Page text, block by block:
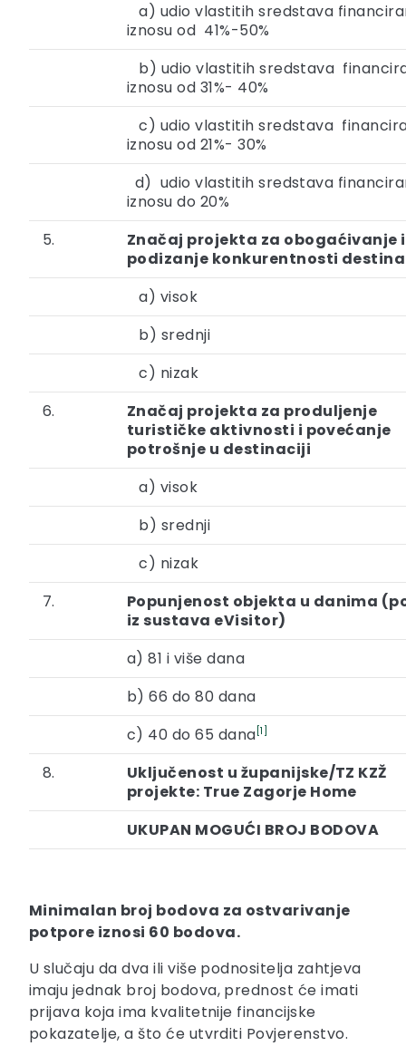
a) udio vlastitih sredstava
iznosu od 41%-50%
b) udio vlastitih sredstava
iznosu od 31%- 40%
c) udio vlastitih sredstava
iznosu od 21%- 30%
d) udio vlastitih sredstava
iznosu do 20%
5.
Značaj projekta za obogaćivanje i
podizanje konkurentnosti
a) visok
b) srednji
c) nizak
6.
Značaj projekta za produljenje
turističke aktivnosti i povećanje
potrošnje u destinaciji
a) visok
b) srednji
c) nizak
7.
Popunjenost objekta u danima
iz sustava eVisitor)
a) 81 i više dana
b) 66 do 80 dana
c) 40 do 65 dana [1]
8.
Uključenost u županijske/TZ KZŽ
projekte: True Zagorje Home
UKUPAN MOGUĆI BROJ BODOVA
Minimalan broj bodova za ostvarivanje
potpore iznosi 60 bodova.
U slučaju da dva ili više podnositelja zahtjeva
imaju jednak broj bodova, prednost će imati
prijava koja ima kvalitetnije financijske
pokazatelje, a što će utvrditi Povjerenstvo.